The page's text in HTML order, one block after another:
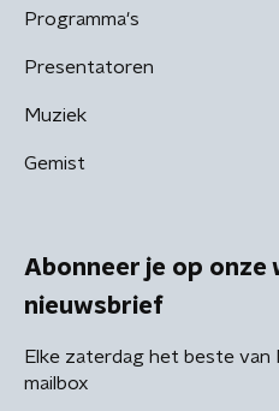
Programma's
Presentatoren
Muziek
Gemist
Abonneer je op onze
nieuwsbrief
Elke zaterdag het beste van
mailbox